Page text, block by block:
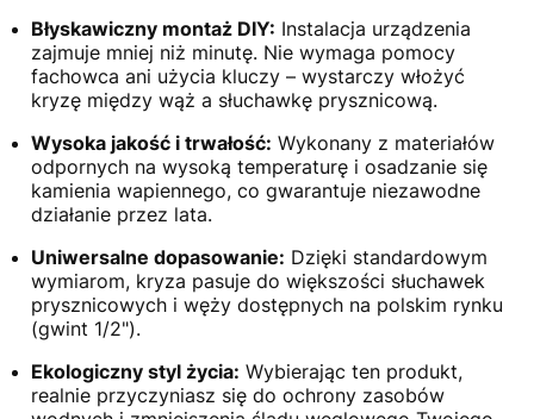
Błyskawiczny montaż DIY: Instalacja urządzenia
zajmuje mniej niż minutę. Nie wymaga pomocy
fachowca ani użycia kluczy – wystarczy włożyć
kryzę między wąż a słuchawkę prysznicową.
Wysoka jakość i trwałość: Wykonany z materiałów
odpornych na wysoką temperaturę i osadzanie się
kamienia wapiennego, co gwarantuje niezawodne
działanie przez lata.
Uniwersalne dopasowanie: Dzięki standardowym
wymiarom, kryza pasuje do większości słuchawek
prysznicowych i węży dostępnych na polskim rynku
(gwint 1/2").
Ekologiczny styl życia: Wybierając ten produkt,
realnie przyczyniasz się do ochrony zasobów